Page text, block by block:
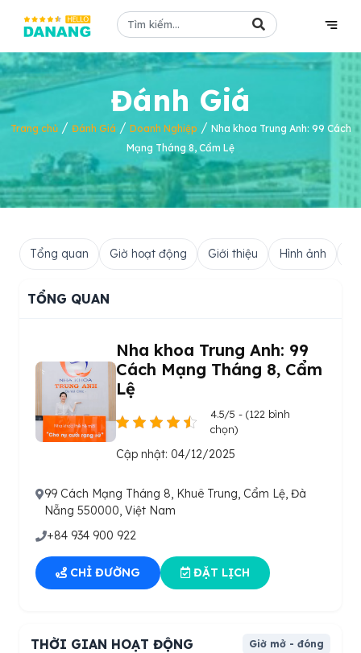
Đánh Giá
Trang chủ/ Đánh Giá / Doanh Nghiệp / Nha khoa Trung Anh: 99 Cách
Mạng Tháng 8, Cẩm Lệ
Tổng quan Giờ hoạt động Giới thiệu Hình ảnh
TỔNG QUAN
Nha khoa Trung Anh: 99
Cách Mạng Tháng 8, Cẩm
Lệ
4.5/5 - (122 bình
chọn)
Cập nhật: 04/12/2025
99 Cách Mạng Tháng 8, Khuê Trung, Cẩm Lệ, Đà
Nẵng 550000, Việt Nam
+84 934 900 922
CHỈ ĐƯỜNG ĐẶT LỊCH
THỜI GIAN HOẠT ĐỘNG Giờ mở - đóng